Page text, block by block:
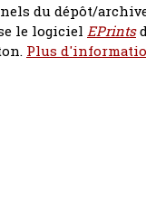
du dépôt/
le logiciel EPrints
Plus